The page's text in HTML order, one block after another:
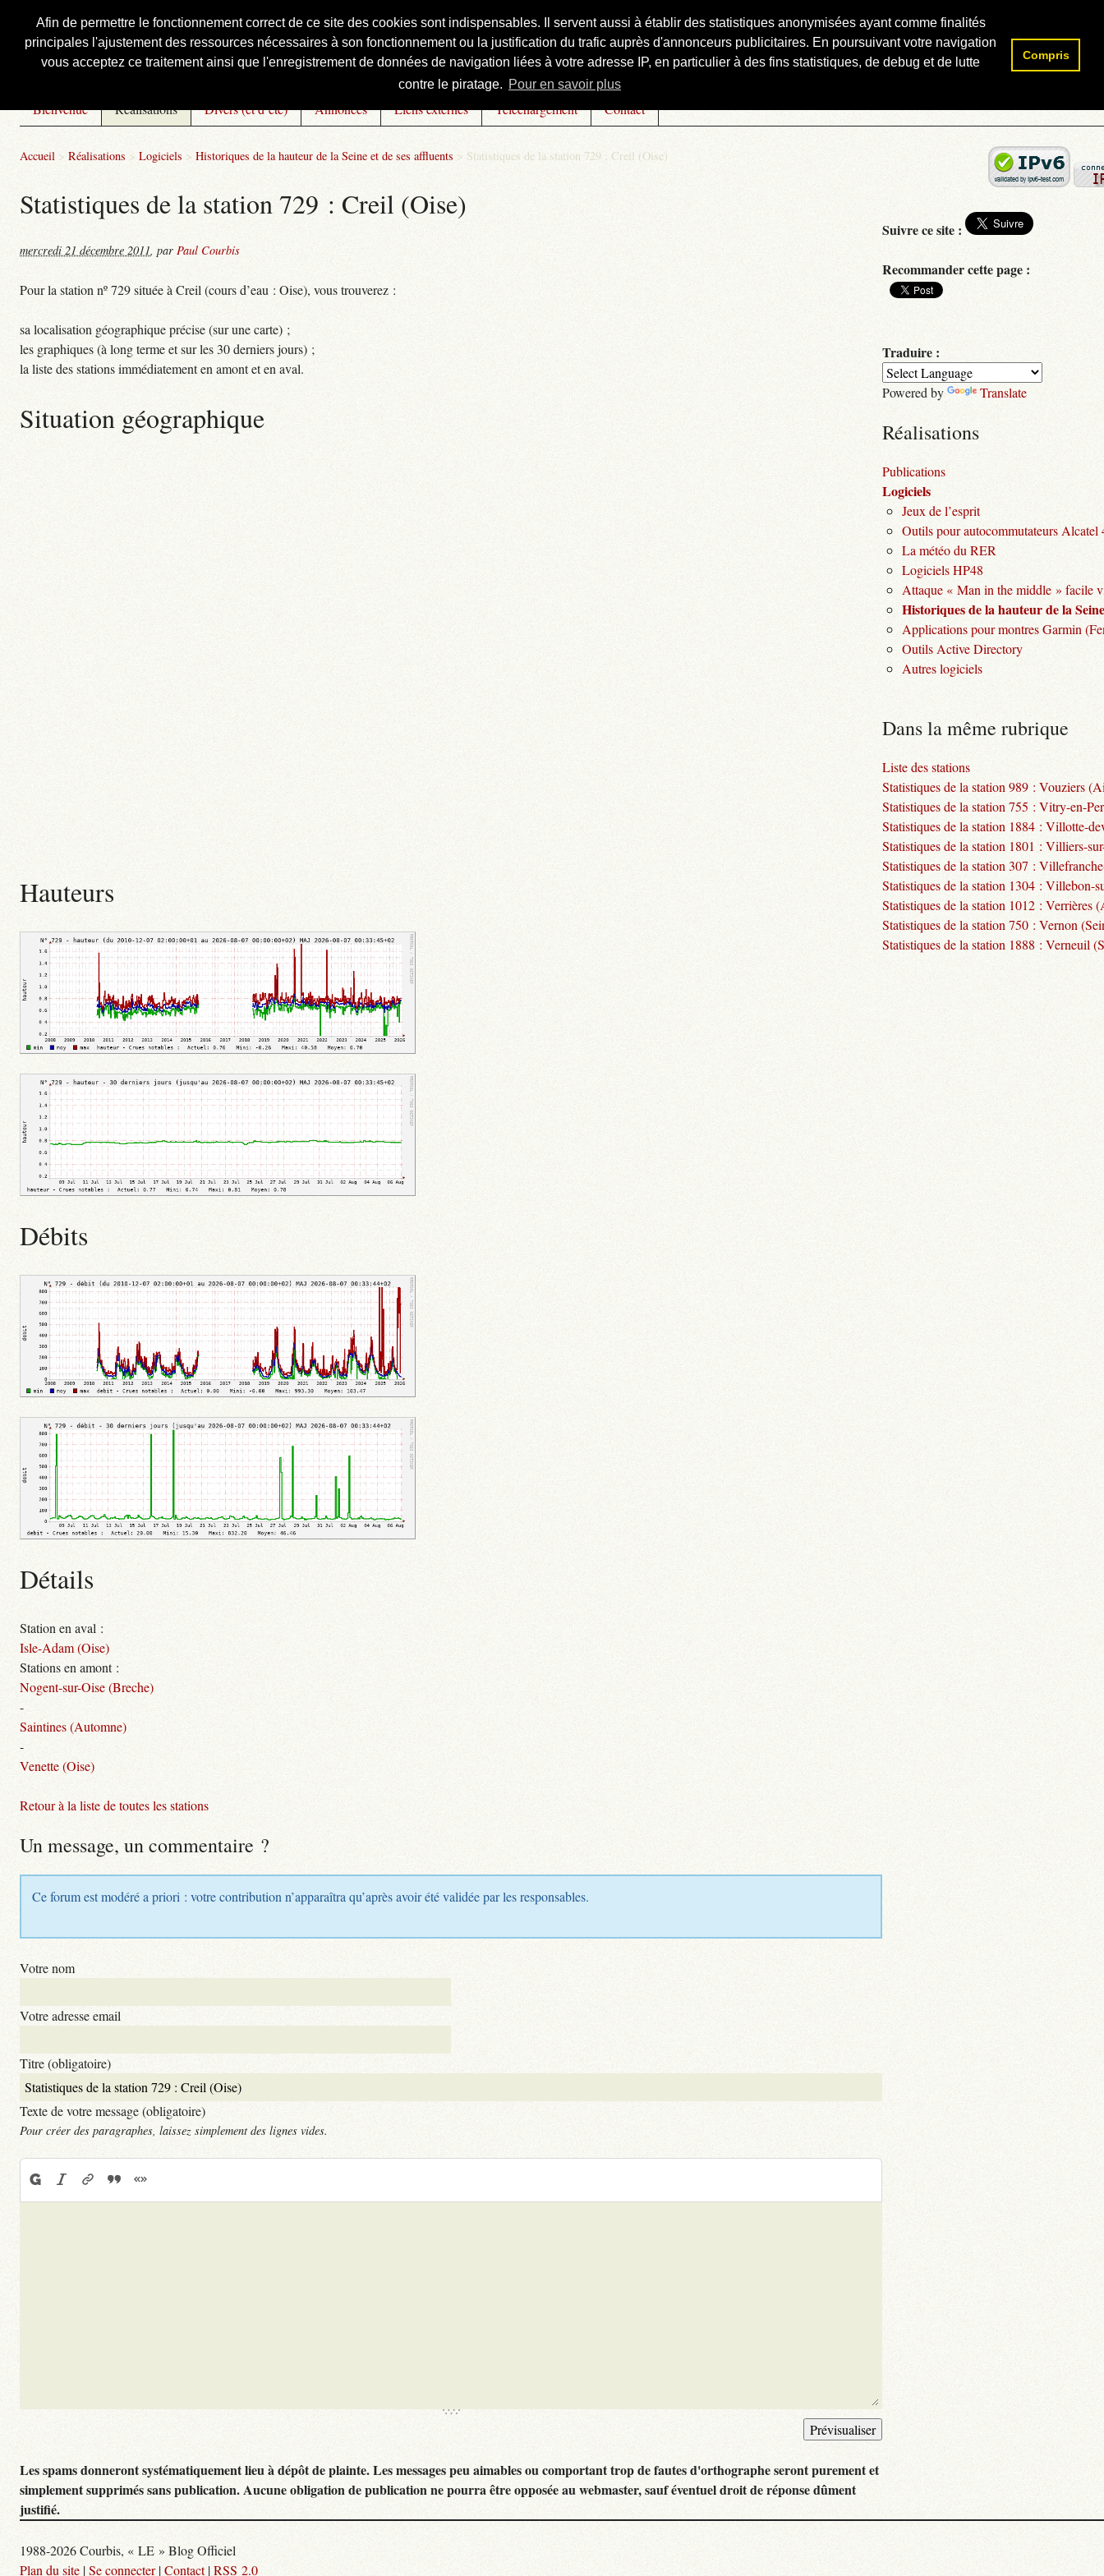
Afin de permettre le fonctionnement correct de ce site des cookies sont indispensables. Il servent aussi à établir des statistiques anonymisées ayant comme finalités
principales l'ajustement des ressources nécessaires à son fonctionnement ou la justification du trafic auprès d'annonceurs publicitaires. En poursuivant votre navigation
vous acceptez ce traitement ainsi que l'enregistrement de données de navigation liées à votre adresse IP, en particulier à des fins statistiques, de debug et de lutte
contre le piratage. Pour en savoir plus
Compris
Courbis, « LE » Blog Officiel
Bienvenue Réalisations Divers (et d’été) Annonces Liens externes Téléchargement Contact
Accueil > Réalisations > Logiciels > Historiques de la hauteur de la Seine et de ses affluents > Statistiques de la station 729 : Creil (Oise)
Statistiques de la station 729 : Creil (Oise)
mercredi 21 décembre 2011, par Paul Courbis
Pour la station nº 729 située à Creil (cours d’eau : Oise), vous trouverez :
sa localisation géographique précise (sur une carte) ;
les graphiques (à long terme et sur les 30 derniers jours) ;
la liste des stations immédiatement en amont et en aval.
Situation géographique
Hauteurs
Débits
Détails
Station en aval :
Isle-Adam (Oise)
Stations en amont :
Nogent-sur-Oise (Breche)
-
Saintines (Automne)
-
Venette (Oise)
Retour à la liste de toutes les stations
Un message, un commentaire ?
Ce forum est modéré a priori : votre contribution n’apparaîtra qu’après avoir été validée par les responsables.
Votre nom
Votre adresse email
Titre (obligatoire)
Texte de votre message (obligatoire)
Pour créer des paragraphes, laissez simplement des lignes vides.
Les spams donneront systématiquement lieu à dépôt de plainte. Les messages peu aimables ou comportant trop de fautes d'orthographe seront purement et
simplement supprimés sans publication. Aucune obligation de publication ne pourra être opposée au webmaster, sauf éventuel droit de réponse dûment
justifié.
Rechercher :
Suivre ce site :
Recommander cette page :
Traduire :
Powered by Translate
Réalisations
Publications
Logiciels
Jeux de l’esprit
Outils pour autocommutateurs Alcatel
La météo du RER
Logiciels HP48
Attaque « Man in the middle » facile
Historiques de la hauteur de la
Applications pour montres Garmin
Outils Active Directory
Autres logiciels
Dans la même rubrique
Liste des stations
Statistiques de la station 989 : Vouziers
Statistiques de la station 755 : Vitry-en-
Statistiques de la station 1884 : Villotte-
Statistiques de la station 1801 : Villiers-
Statistiques de la station 307 :
Statistiques de la station 1304 : Villebon-
Statistiques de la station 1012 : Verrières
Statistiques de la station 750 : Vernon
Statistiques de la station 1888 : Verneuil
1988-2026 Courbis, « LE » Blog Officiel
Plan du site |Se connecter|Contact|RSS 2.0